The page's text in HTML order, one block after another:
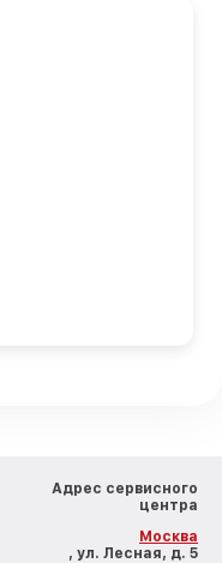
Адрес сервисного
центра
Москва
, ул. Лесная, д. 5